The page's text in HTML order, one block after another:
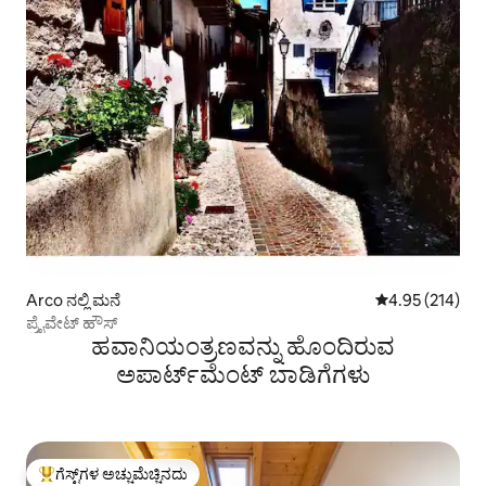
Arco ನಲ್ಲಿ ಮನೆ 5 ರಲ್ಲಿ 4.95
4.95 (214)
ಪ್ರೈವೇಟ್ ಹೌಸ್
ಹವಾನಿಯಂತ್ರಣವನ್ನು ಹೊಂದಿರುವ
ಅಪಾರ್ಟ್‌ಮೆಂಟ್‌ ಬಾಡಿಗೆಗಳು
ಗೆಸ್ಟ್‌ಗಳ ಅಚ್ಚುಮೆಚ್ಚಿನದು